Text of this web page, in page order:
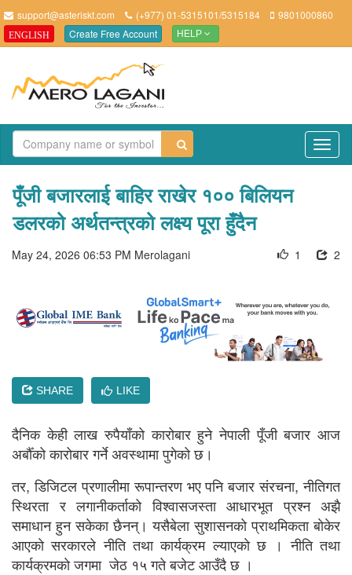
support@asteriskt.com (+977) 01-5315101/5315184 9801000860
ENGLISH Create Free Account HELP
पूँजी बजारलाई बाहिर राखेर १०० बिलियन
डलरको अर्थतन्त्रको लक्ष्य पूरा हुँदैन
May 24, 2026 06:53 PM Merolagani 2
1
SHARE LIKE
दैनिक केही लाख रुपैयाँको कारोबार हुने नेपाली पूँजी बजार आज
अर्बौँको कारोबार गर्ने अवस्थामा पुगेको छ।
तर, डिजिटल प्रणालीमा रूपान्तरण भए पनि बजार संरचना, नीतिगत
स्थिरता र लगानीकर्ताको विश्वासजस्ता आधारभूत प्रश्न अझै
समाधान हुन सकेका छैनन्। यसैबेला सुशासनकाे प्राथमिकता बाेकेर
आएकाे सरकारले नीति तथा कार्यक्रम ल्याएकाे छ । नीति तथा
कार्यक्रमकाे जगमा जेठ १५ गते बजेट आउँदै छ ।